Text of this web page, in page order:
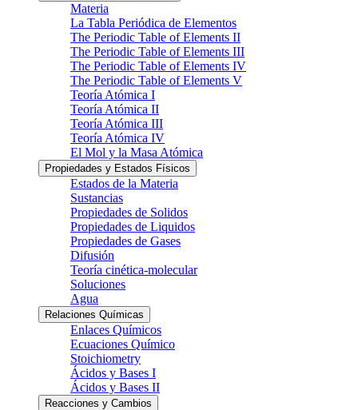
Materia
La Tabla Periódica de Elementos
The Periodic Table of Elements II
The Periodic Table of Elements III
The Periodic Table of Elements IV
The Periodic Table of Elements V
Teoría Atómica I
Teoría Atómica II
Teoría Atómica III
Teoría Atómica IV
El Mol y la Masa Atómica
Propiedades y Estados Físicos
Estados de la Materia
Sustancias
Propiedades de Solidos
Propiedades de Liquidos
Propiedades de Gases
Difusión
Teoría cinética-molecular
Soluciones
Agua
Relaciones Químicas
Enlaces Químicos
Ecuaciones Químico
Stoichiometry
Ácidos y Bases I
Ácidos y Bases II
Reacciones y Cambios